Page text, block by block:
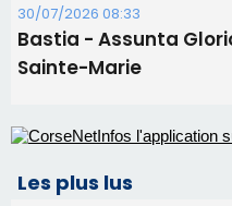
30/07/2026 08:33
Bastia - Assunta
Sainte-Marie
Les plus lus